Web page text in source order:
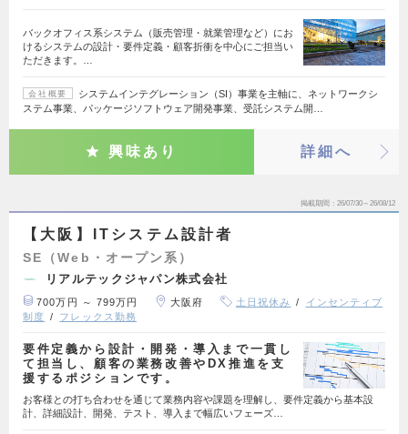
バックオフィス系システム（販売管理・就業管理など）にお
けるシステムの設計・要件定義・顧客折衝を中心にご担当い
ただきます。…
会社概要
システムインテグレーション（SI）事業を主軸に、ネットワークシ
ステム事業、パッケージソフトウェア開発事業、受託システム開…
興味あり 詳細へ
掲載期間 26/07/30～26/08/12
【大阪】ITシステム設計者
SE（Web・オープン系）
リアルテックジャパン株式会社
700万円 ～ 799万円 大阪府 土日祝休み
インセンティブ
制度
フレックス勤務
要件定義から設計・開発・導入まで一貫し
て担当し、顧客の業務改善やDX推進を支
援するポジションです。
お客様との打ち合わせを通じて業務内容や課題を理解し、要件定義から基本設
計、詳細設計、開発、テスト、導入まで幅広いフェーズ…